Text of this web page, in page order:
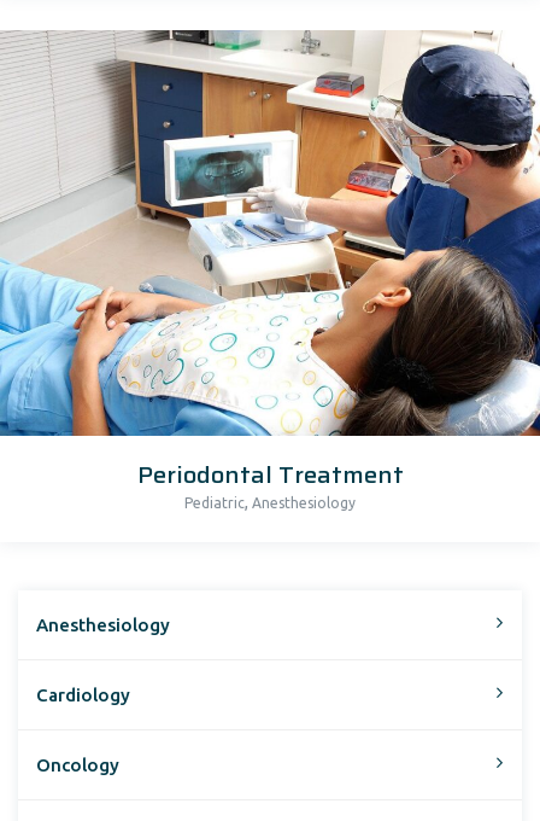
Periodontal Treatment
Pediatric, Anesthesiology
Anesthesiology
Cardiology
Oncology